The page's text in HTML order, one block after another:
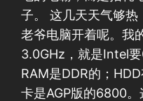
子。 这几天天气够
老爷电脑开着呢。我
3.0GHz，就是Intel要
RAM是DDR的；
卡是AGP版的6800